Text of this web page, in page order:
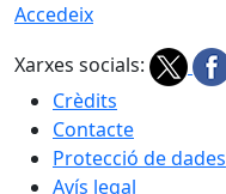
Accedeix
Xarxes socials:
Crèdits
Contacte
Protecció de dades
Avís legal